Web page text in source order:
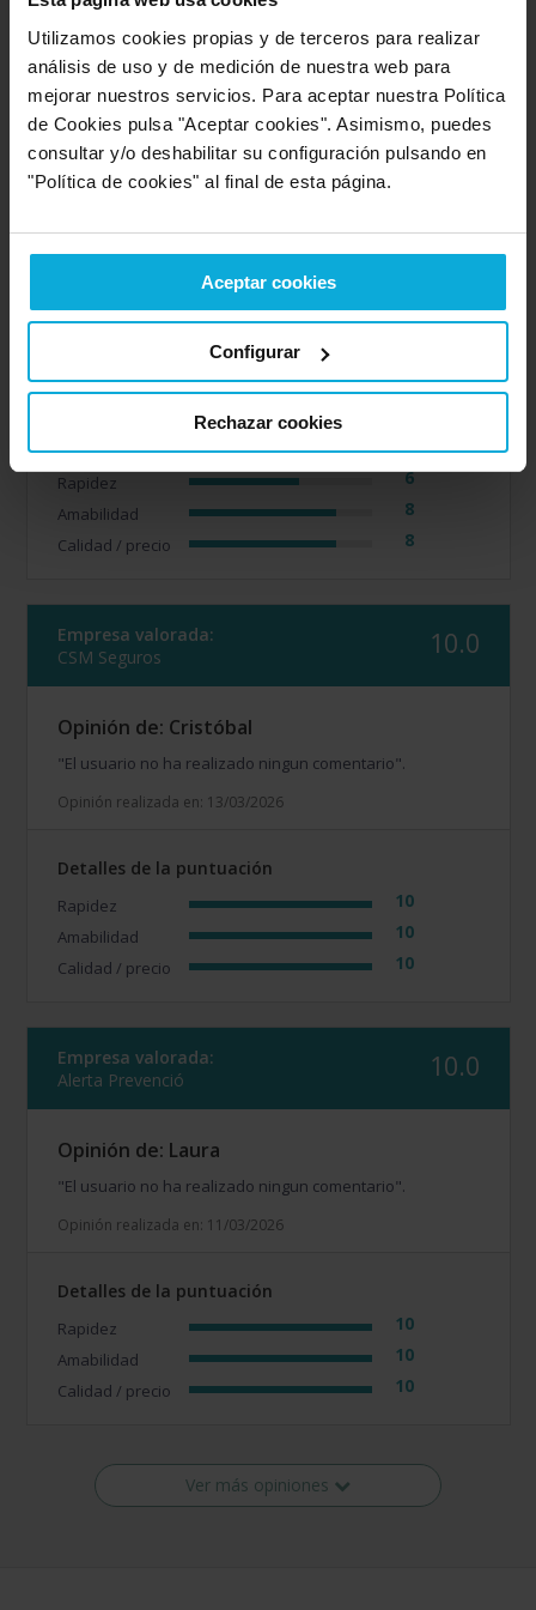
Utilizamos cookies propias y de terceros para realizar
análisis de uso y de medición de nuestra web para
mejorar nuestros servicios. Para aceptar nuestra Política
de Cookies pulsa "Aceptar cookies". Asimismo, puedes
consultar y/o deshabilitar su configuración pulsando en
"Política de cookies" al final de esta página.
Aceptar cookies
Configurar
Rechazar cookies
Rapidez
Amabilidad 10
Calidad / precio 10
Servicio 10
Empresa valorada:
Opinión de: José
"El usuario no ha realizado ningun comentario".
Opinión realizada en: 18/03/2026
Valoración realizada sobre esta oferta
Detalles de la puntuación
Rapidez 6
Amabilidad 8
Calidad / precio 8
Empresa valorada:
CSM Seguros
10.0
Opinión de: Cristóbal
"El usuario no ha realizado ningun comentario".
Opinión realizada en: 13/03/2026
Detalles de la puntuación
Rapidez 10
Amabilidad 10
Calidad / precio 10
Empresa valorada:
Alerta Prevenció
10.0
Opinión de: Laura
"El usuario no ha realizado ningun comentario".
Opinión realizada en: 11/03/2026
Detalles de la puntuación
Rapidez 10
Amabilidad 10
Calidad / precio 10
Ver más opiniones